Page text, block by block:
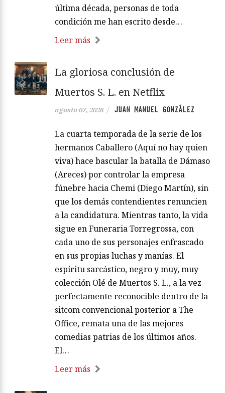
última década, personas de toda
condición me han escrito desde…
Leer más
La gloriosa conclusión de
Muertos S. L. en Netflix
agosto 07, 2026 / JUAN MANUEL GONZÁLEZ
La cuarta temporada de la serie de los
hermanos Caballero (Aquí no hay quien
viva) hace bascular la batalla de Dámaso
(Areces) por controlar la empresa
fúnebre hacia Chemi (Diego Martín), sin
que los demás contendientes renuncien
a la candidatura. Mientras tanto, la vida
sigue en Funeraria Torregrossa, con
cada uno de sus personajes enfrascado
en sus propias luchas y manías. El
espíritu sarcástico, negro y muy, muy
colección Olé de Muertos S. L., a la vez
perfectamente reconocible dentro de la
sitcom convencional posterior a The
Office, remata una de las mejores
comedias patrias de los últimos años.
El…
Leer más